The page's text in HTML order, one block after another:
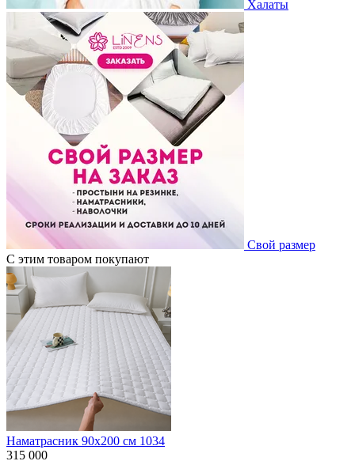
Халаты
Свой размер
С этим товаром покупают
Наматрасник 90х200 см 1034
315 000